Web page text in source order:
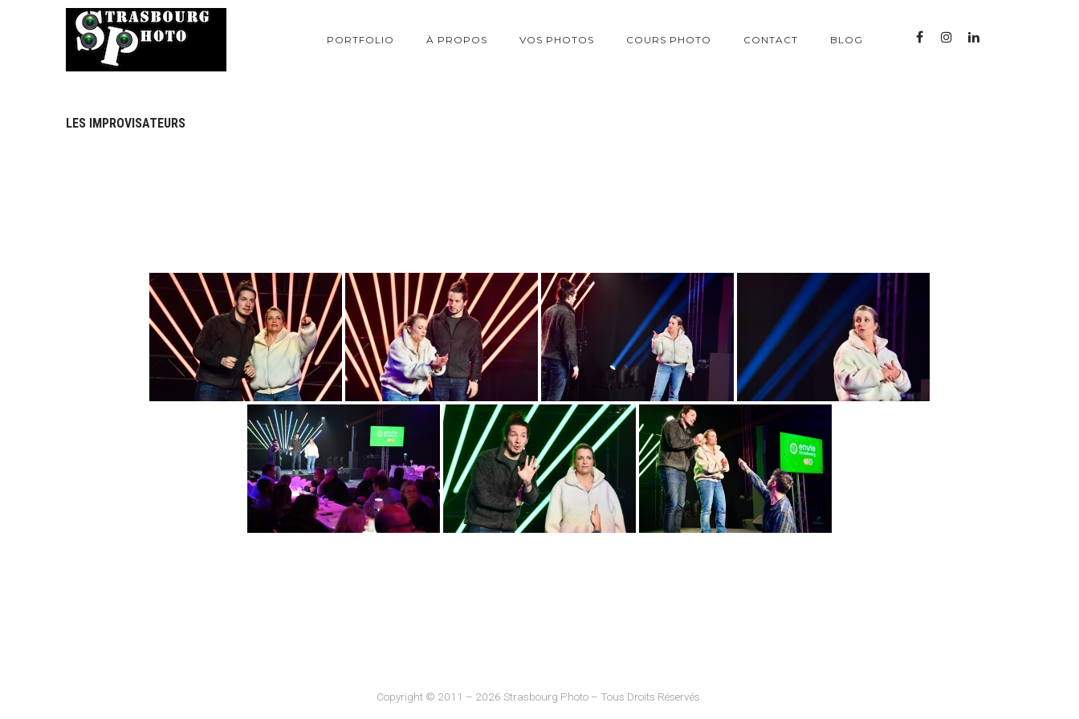
PORTFOLIO À PROPOS VOS PHOTOS COURS PHOTO CONTACT BLOG
LES IMPROVISATEURS
Copyright © 2011 – 2026 Strasbourg Photo – Tous Droits Réservés.